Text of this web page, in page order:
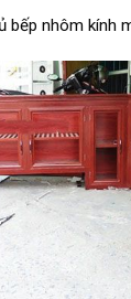
bếp nhôm kính